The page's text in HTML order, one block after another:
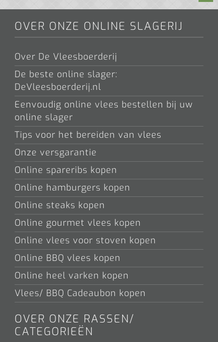
OVER ONZE ONLINE SLAGERIJ
Over De Vleesboerderij
De beste online slager:
DeVleesboerderij.nl
Eenvoudig online vlees bestellen bij uw
online slager
Tips voor het bereiden van vlees
Onze versgarantie
Online spareribs kopen
Online hamburgers kopen
Online steaks kopen
Online gourmet vlees kopen
Online vlees voor stoven kopen
Online BBQ vlees kopen
Online heel varken kopen
Vlees/ BBQ Cadeaubon kopen
OVER ONZE RASSEN/
CATEGORIEËN